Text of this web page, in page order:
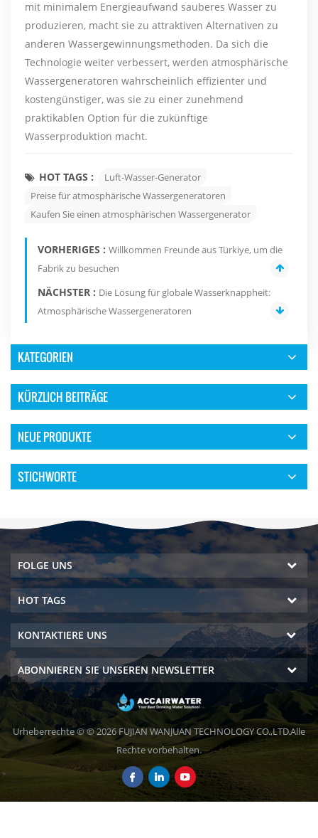
mit minimalem Energieaufwand sauberes Wasser zu
produzieren, macht sie zu attraktiven Alternativen zu
anderen Wassergewinnungsmethoden. Da sich die
Technologie weiter verbessert, werden atmosphärische
Wassergeneratoren wahrscheinlich effizienter und
kostengünstiger, was sie zu einer zunehmend
praktikablen Option für die zukünftige
Wasserproduktion macht.
HOT TAGS :
Luft-Wasser-Generator
Preise für atmosphärische Wassergeneratoren
Kaufen Sie einen atmosphärischen Wassergenerator
VORHERIGES : Willkommen Freunde aus Türkiye, um die
Fabrik zu besuchen
NÄCHSTER : Die Lösung für globale Wasserknappheit:
Atmosphärische Wassergeneratoren
KATEGORIEN
KÜRZLICH BEITRÄGE
NEUE PRODUKTE
STICHWORTE
FOLGE UNS
HOT TAGS
KONTAKTIERE UNS
ABONNIEREN SIE UNSEREN NEWSLETTER
Urheberrechte © © 2026 FUJIAN WANJUAN TECHNOLOGY CO.,LTD.Alle
Rechte vorbehalten.